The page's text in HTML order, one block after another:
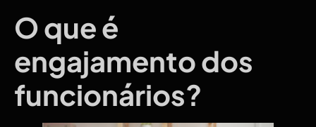
O que é
engajamento dos
funcionários?